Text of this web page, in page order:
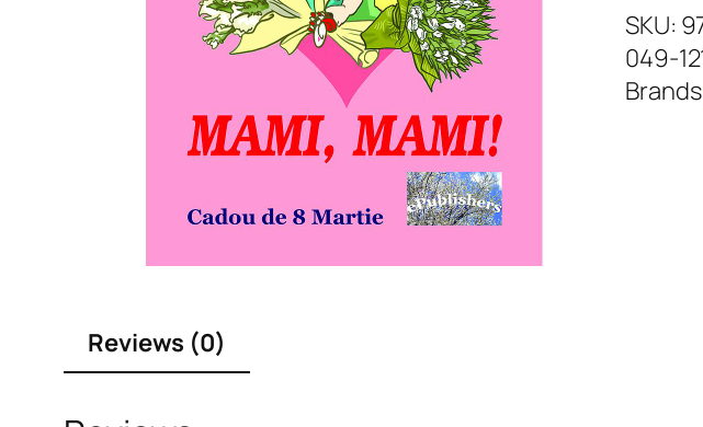
m
i
,
SKU:
049-
Reviews (0)